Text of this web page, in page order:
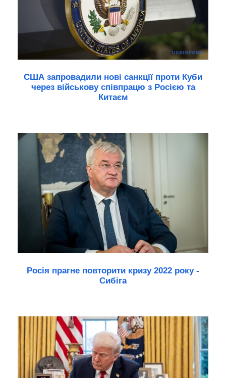
США запровадили нові санкції проти Куби
через військову співпрацю з Росією та
Китаєм
Росія прагне повторити кризу 2022 року -
Сибіга